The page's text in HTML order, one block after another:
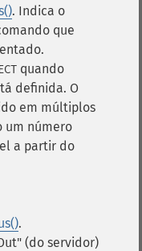
. Indica o
que
quando
definida. O
em múltiplos
um número
a partir do
.
(do servidor)